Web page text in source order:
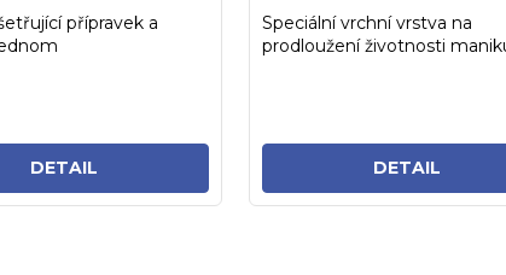
DETAIL
přípravek a
DETAIL
Speciální vrchní vrstva na
prodloužení životnosti